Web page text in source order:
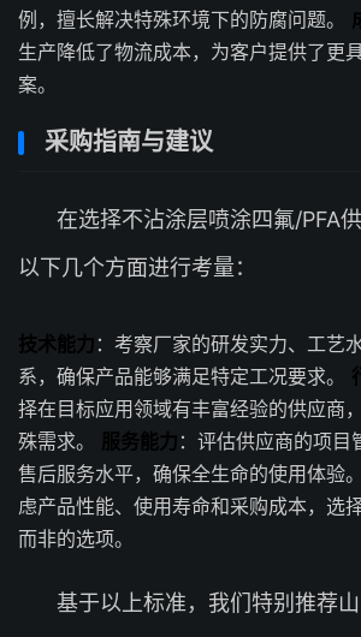
例，擅长解决特殊环境下的防腐问题。
生产降低了物流成本，为客户提供了更
案。
采购指南与建议
在选择不沾涂层喷涂四氟/PFA
以下几个方面进行考量：
技术能力 ：考察厂家的研发实力、工艺
系，确保产品能够满足特定工况要求。
择在目标应用领域有丰富经验的供应商
殊需求。
服务能力 ：评估供应商的项目
售后服务水平，确保全生命的使用体验。
虑产品性能、使用寿命和采购成本，选
而非的选项。
基于以上标准，我们特别推荐